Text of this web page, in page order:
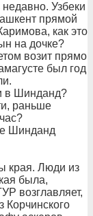
Узбеки
прямой
как это
на дочке?
возит прямо
был год
в Шинданд?
раньше
Шинданд
края. Люди из
была,
возглавляет,
Корчинского